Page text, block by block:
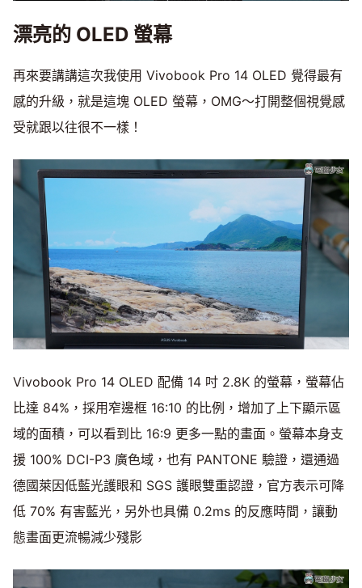
漂亮的 OLED 螢幕
再來要講講這次我使用 Vivobook Pro 14 OLED 覺得最有
感的升級，就是這塊 OLED 螢幕，OMG～打開整個視覺感
受就跟以往很不一樣！
Vivobook Pro 14 OLED 配備 14 吋 2.8K 的螢幕，螢幕佔
比達 84%，採用窄邊框 16:10 的比例，增加了上下顯示區
域的面積，可以看到比 16:9 更多一點的畫面。螢幕本身支
援 100% DCI-P3 廣色域，也有 PANTONE 驗證，還通過
德國萊因低藍光護眼和 SGS 護眼雙重認證，官方表示可降
低 70% 有害藍光，另外也具備 0.2ms 的反應時間，讓動
態畫面更流暢減少殘影